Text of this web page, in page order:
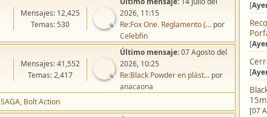
[
[
[
[07
Mensajes: 12,425
Temas: 530
2026, 11:15
Re:Fox One. Reglamento (... por
Celebfin
Mensajes: 41,552
Temas: 2,417
Último mensaje:07 Agosto del
2026, 10:25
Re:Black Powder en plást... por
anacaona
SAGA Bolt Action